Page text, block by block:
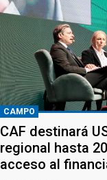
CAMPO
CAF destinará
regional hasta
acceso al